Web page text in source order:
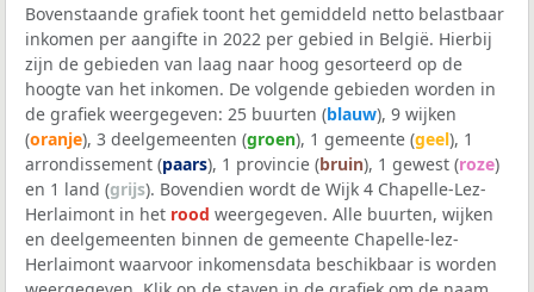
Bovenstaande grafiek toont het gemiddeld netto belastbaar
inkomen per aangifte in 2022 per gebied in België. Hierbij
zijn de gebieden van laag naar hoog gesorteerd op de
hoogte van het inkomen. De volgende gebieden worden in
de grafiek weergegeven: 25 buurten (blauw), 9 wijken
(oranje), 3 deelgemeenten (groen), 1 gemeente (geel), 1
arrondissement (paars), 1 provincie (bruin), 1 gewest (roze)
en 1 land (grijs). Bovendien wordt de Wijk 4 Chapelle-Lez-
Herlaimont in het rood weergegeven. Alle buurten, wijken
en deelgemeenten binnen de gemeente Chapelle-lez-
Herlaimont waarvoor inkomensdata beschikbaar is worden